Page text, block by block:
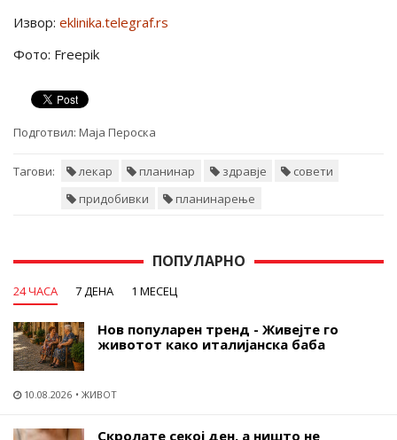
Извор: eklinika.telegraf.rs
Фото: Freepik
Подготвил: Маја Пероска
Тагови: лекар планинар здравје
совети
придобивки
планинарење
ПОПУЛАРНО
24 ЧАСА 7 ДЕНА 1 МЕСЕЦ
Нов популарен тренд - Живејте го
животот како италијанска баба
10.08.2026 ЖИВОТ
Скролате секој ден, а ништо не